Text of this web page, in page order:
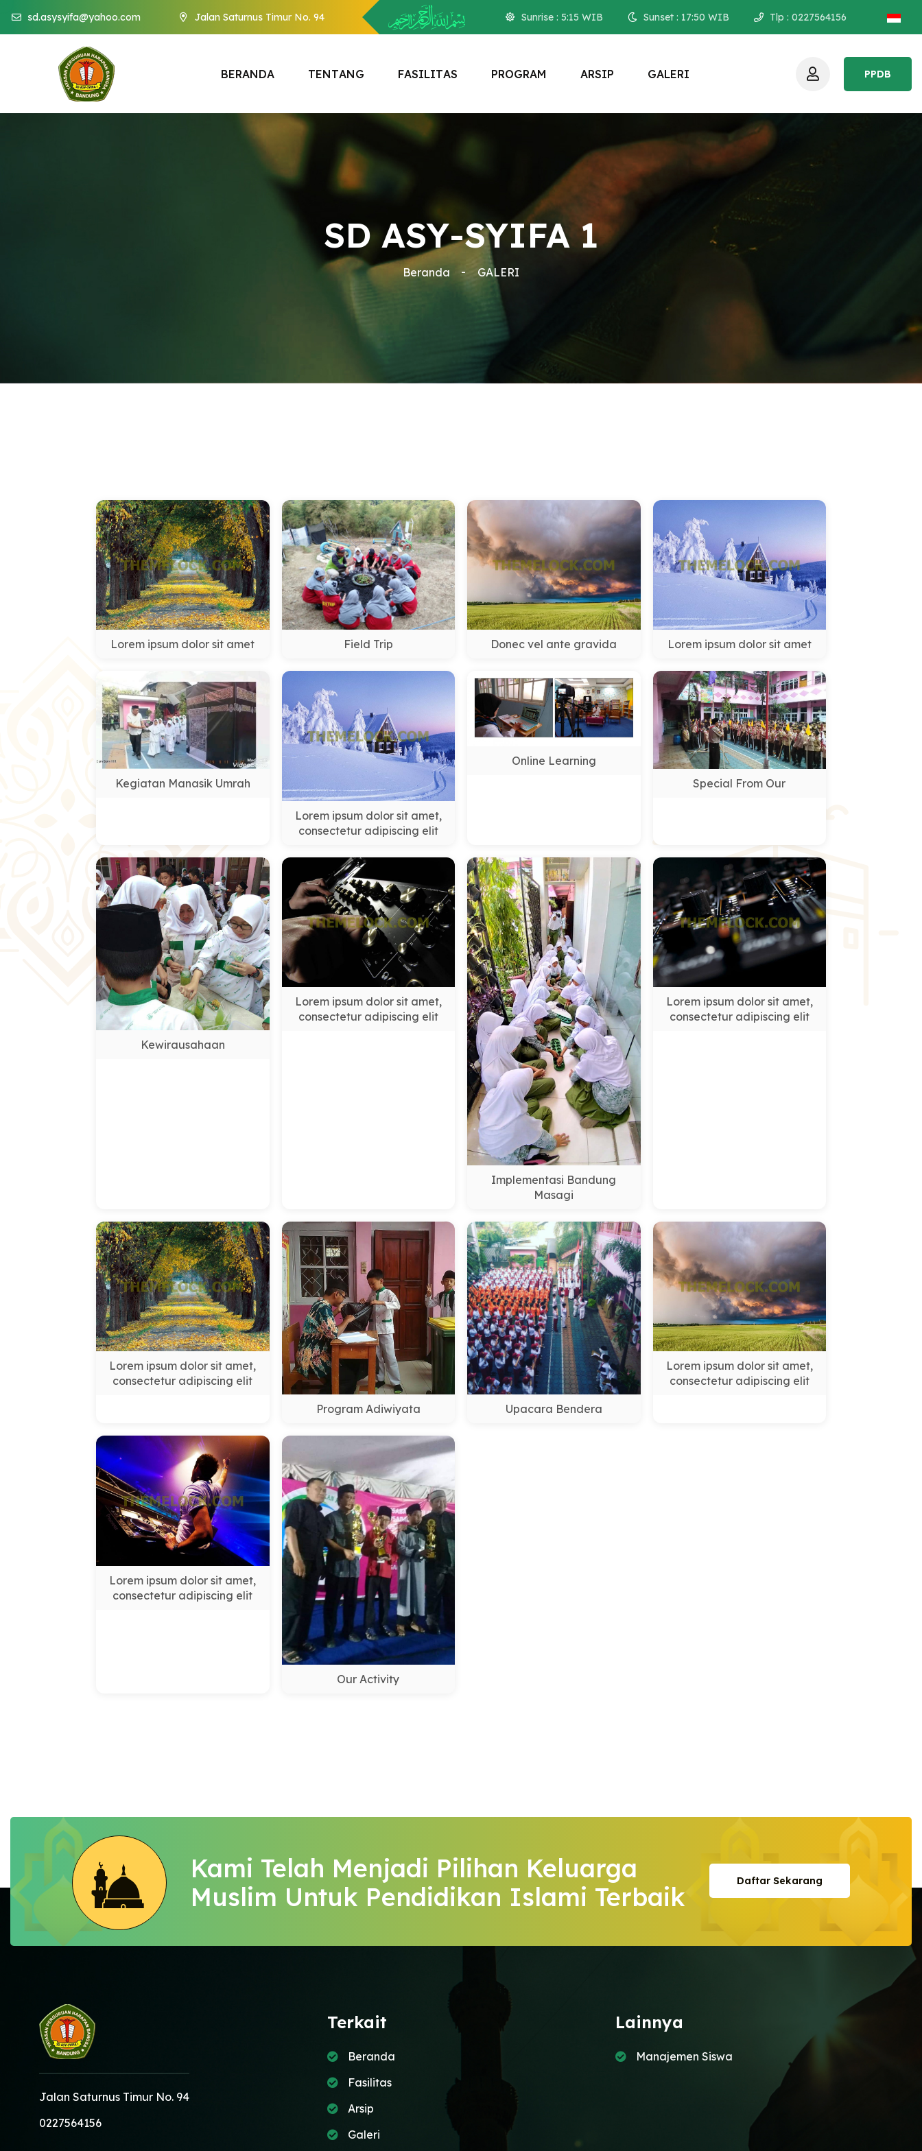
sd.asysyifa@yahoo.com Jalan Saturnus Timur No. 94 Sunrise :5:15 WIB Sunset : 17:50 WIB Tlp : 0227564156
BERANDA TENTANG FASILITAS PROGRAM ARSIP GALERI
PPDB
PPDB
SD ASY-SYIFA 1
Beranda GALERI
Lorem ipsum dolor sit amet Field Trip Donec vel ante gravida Lorem ipsum dolor sit amet
Kegiatan Manasik Umrah
Lorem ipsum dolor sit amet,
consectetur adipiscing elit
Online Learning
Special From Our
Kewirausahaan
Lorem ipsum dolor sit amet,
consectetur adipiscing elit
Implementasi Bandung
Masagi
Lorem ipsum dolor sit amet,
consectetur adipiscing elit
Lorem ipsum dolor sit amet,
consectetur adipiscing elit
Program Adiwiyata Upacara Bendera
Lorem ipsum dolor sit amet,
consectetur adipiscing elit
Lorem ipsum dolor sit amet,
consectetur adipiscing elit
Our Activity
Kami Telah Menjadi Pilihan Keluarga
Muslim Untuk Pendidikan Islami Terbaik
Daftar Sekarang
Daftar Sekarang
Jalan Saturnus Timur No. 94
0227564156
Terkait
Beranda
Fasilitas
Arsip
Galeri
Lainnya
Manajemen Siswa